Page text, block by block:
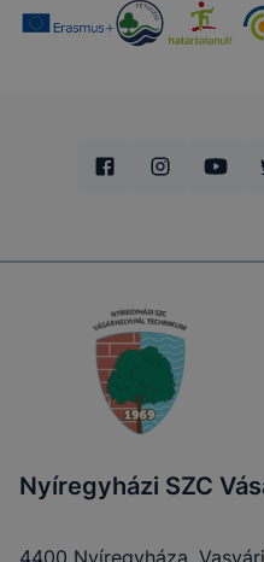
Nyíregyházi SZC
4400 Nyíregyháza,